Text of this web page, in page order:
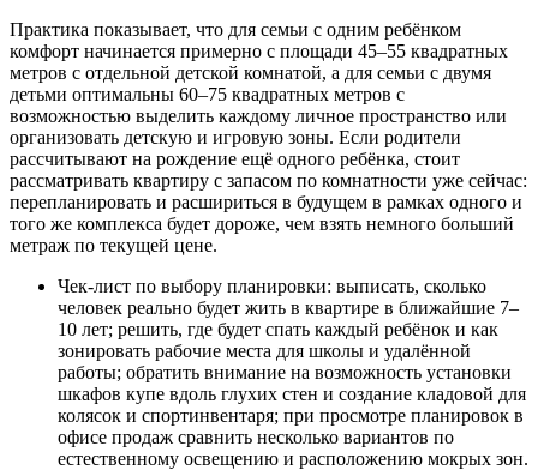
Практика показывает, что для семьи с одним ребёнком
комфорт начинается примерно с площади 45–55 квадратных
метров с отдельной детской комнатой, а для семьи с двумя
детьми оптимальны 60–75 квадратных метров с
возможностью выделить каждому личное пространство или
организовать детскую и игровую зоны. Если родители
рассчитывают на рождение ещё одного ребёнка, стоит
рассматривать квартиру с запасом по комнатности уже сейчас:
перепланировать и расшириться в будущем в рамках одного и
того же комплекса будет дороже, чем взять немного больший
метраж по текущей цене.
Чек-лист по выбору планировки: выписать, сколько
человек реально будет жить в квартире в ближайшие 7–
10 лет; решить, где будет спать каждый ребёнок и как
зонировать рабочие места для школы и удалённой
работы; обратить внимание на возможность установки
шкафов купе вдоль глухих стен и создание кладовой для
колясок и спортинвентаря; при просмотре планировок в
офисе продаж сравнить несколько вариантов по
естественному освещению и расположению мокрых зон.